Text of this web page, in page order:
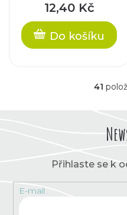
12,40 Kč
Do košíku
41
Přihlaste se k
E-mail